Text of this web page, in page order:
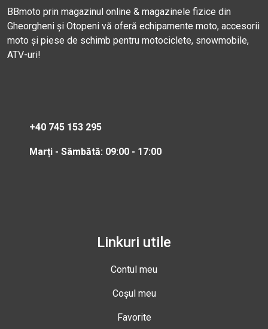
BBmoto prin magazinul online & magazinele fizice din
Gheorgheni și Otopeni vă oferă echipamente moto, accesorii
moto și piese de schimb pentru motociclete, snowmobile,
ATV-uri!
+40 745 153 295
Marți - Sâmbătă: 09:00 - 17:00
Linkuri utile
Contul meu
Coșul meu
Favorite